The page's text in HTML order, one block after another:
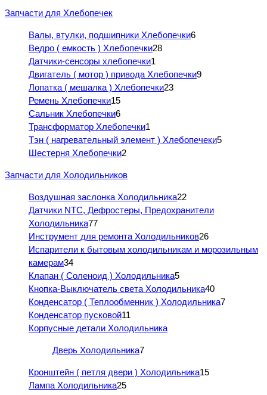
Запчасти для Хлебопечек
Валы, втулки, подшипники Хлебопечки6
Ведро ( емкость ) Хлебопечки28
Датчики-сенсоры хлебопечки1
Двигатель ( мотор ) привода Хлебопечки9
Лопатка ( мешалка ) Хлебопечки23
Ремень Хлебопечки15
Сальник Хлебопечки6
Трансформатор Хлебопечки1
Тэн ( нагревательный элемент ) Хлебопечеки5
Шестерня Хлебопечки2
Запчасти для Холодильников
Воздушная заслонка Холодильника22
Датчики NTC, Дефростеры, Предохранители
Холодильника77
Инструмент для ремонта Холодильников26
Испарители к бытовым холодильникам и морозильным
камерам34
Клапан ( Соленоид ) Холодильника5
Кнопка-Выключатель света Холодильника40
Конденсатор ( Теплообменник ) Холодильника7
Конденсатор пусковой11
Корпусные детали Холодильника
Дверь Холодильника7
Кронштейн ( петля двери ) Холодильника15
Лампа Холодильника25